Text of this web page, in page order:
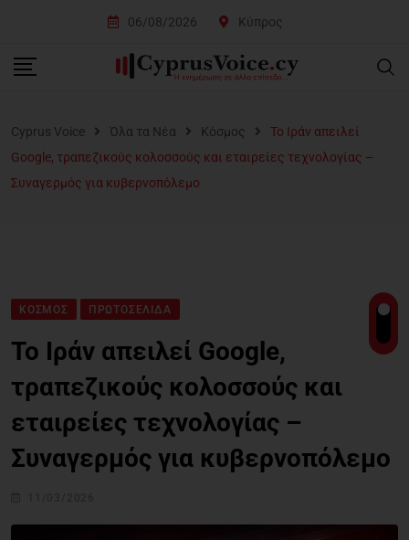
06/08/2026 Κύπρος
Cyprus Voice Όλα τα Νέα Κόσμος
Το Ιράν απειλεί
Google, τραπεζικούς κολοσσούς και εταιρείες τεχνολογίας –
Συναγερμός για κυβερνοπόλεμο
ΚΌΣΜΟΣ ΠΡΩΤΟΣΈΛΙΔΑ
Το Ιράν απειλεί Google,
τραπεζικούς κολοσσούς και
εταιρείες τεχνολογίας –
Συναγερμός για κυβερνοπόλεμο